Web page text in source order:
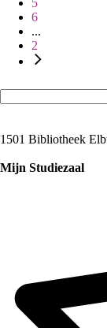
5
6
...
2
1501 Bibliotheek
Mijn Studiezaal